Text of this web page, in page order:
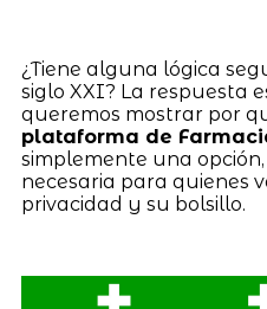
¿Tiene alguna lógica
siglo XXI? La respuesta
queremos mostrar por
plataforma de
simplemente una
necesaria para quienes
privacidad y su bolsillo.